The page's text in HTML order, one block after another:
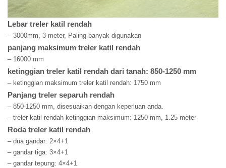
Lebar treler katil rendah
– 3000mm, 3 meter, Paling banyak digunakan
panjang maksimum treler katil rendah
– 16000 mm
ketinggian treler katil rendah dari tanah: 850-1250 mm
– ketinggian maksimum treler katil rendah: 1750 mm
Panjang treler separuh rendah
– 850-1250 mm, disesuaikan dengan keperluan anda.
– treler katil rendah ketinggian maksimum: 1250 mm, 1.25 meter
Roda treler katil rendah
– dua gandar: 2×4+1
– gandar tiga: 3×4+1
– gandar tepung: 4×4+1